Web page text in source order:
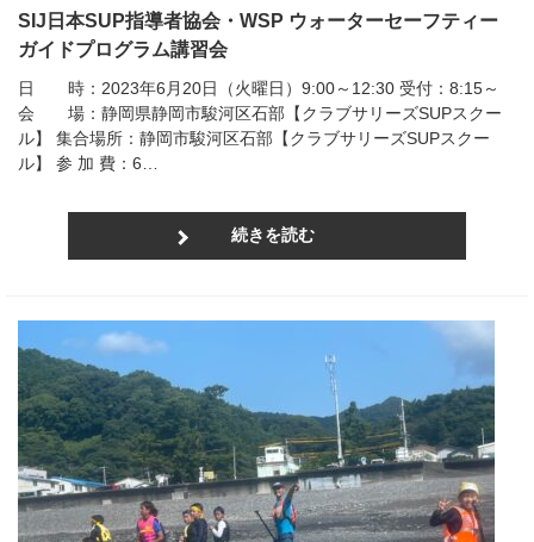
SIJ日本SUP指導者協会・WSP ウォーターセーフティー
ガイドプログラム講習会
日 時：2023年6月20日（火曜日）9:00～12:30 受付：8:15～
会 場：静岡県静岡市駿河区石部【クラブサリーズSUPスクー
ル】 集合場所：静岡市駿河区石部【クラブサリーズSUPスクー
ル】 参 加 費：6…
続きを読む